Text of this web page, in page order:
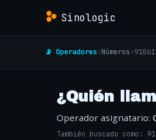
Sinologic
📡 Operadores›Números›
¿Quién
Operador asignatario:
También buscado como: